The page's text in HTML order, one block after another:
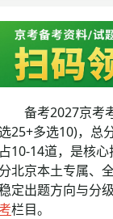
分数线
资格复审
面试补录
公务员课程
考2027京考考
25+多选10)，总
10-14道，是核心
北京本土专属、
定出题方向与分
栏目。